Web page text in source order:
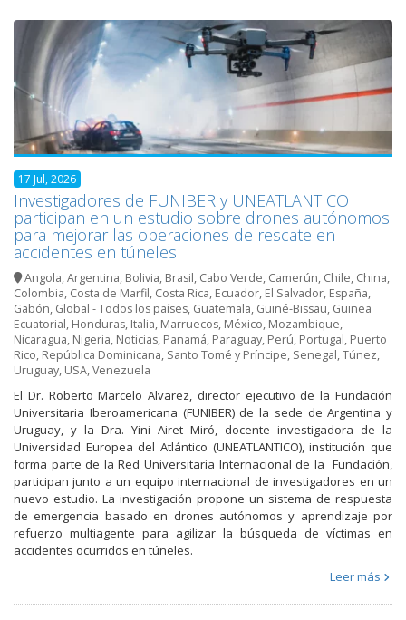
17 Jul, 2026
Investigadores de FUNIBER y UNEATLANTICO
participan en un estudio sobre drones autónomos
para mejorar las operaciones de rescate en
accidentes en túneles
Angola,Argentina, Bolivia, Brasil, Cabo Verde, Camerún, Chile, China,
Colombia, Costa de Marfil, Costa Rica, Ecuador, El Salvador, España,
Gabón, Global - Todos los países, Guatemala, Guiné-Bissau, Guinea
Ecuatorial, Honduras, Italia, Marruecos, México, Mozambique,
Nicaragua, Nigeria, Noticias, Panamá, Paraguay, Perú, Portugal, Puerto
Rico, República Dominicana, Santo Tomé y Príncipe, Senegal,Túnez,
Uruguay, USA,Venezuela
El Dr. Roberto Marcelo Alvarez, director ejecutivo de la Fundación
Universitaria Iberoamericana (FUNIBER) de la sede de Argentina y
Uruguay, y la Dra. Yini Airet Miró, docente investigadora de la
Universidad Europea del Atlántico (UNEATLANTICO), institución que
forma parte de la Red Universitaria Internacional de la Fundación,
participan junto a un equipo internacional de investigadores en un
nuevo estudio. La investigación propone un sistema de respuesta
de emergencia basado en drones autónomos y aprendizaje por
refuerzo multiagente para agilizar la búsqueda de víctimas en
accidentes ocurridos en túneles.
Leer más